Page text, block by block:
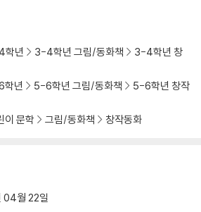
년 3-4학년 그림/동화책
3-4학년 창
년 5-6학년 그림/동화책
5-6학년 창작
이 문학 그림/동화책 창작동화
04월 22일